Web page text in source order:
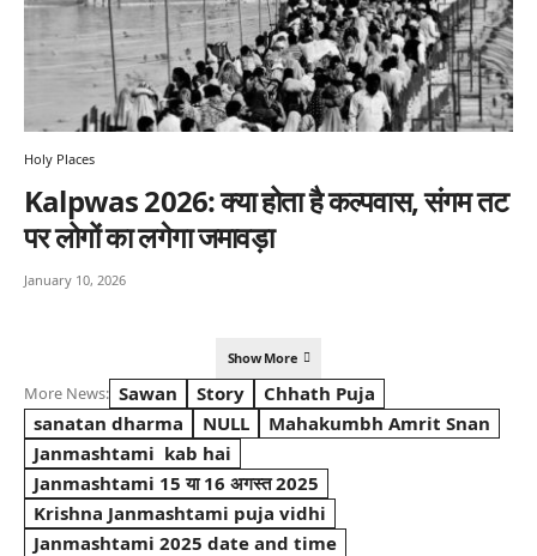
Holy Places
Kalpwas 2026: क्या होता है कल्पवास, संगम तट
पर लोगों का लगेगा जमावड़ा
January 10, 2026
Show More
More News: Sawan Story
Chhath Puja
sanatan dharma
NULL
Mahakumbh Amrit Snan
Janmashtami kab hai
Janmashtami 15 या 16 अगस्त 2025
Krishna Janmashtami puja vidhi
Janmashtami 2025 date and time